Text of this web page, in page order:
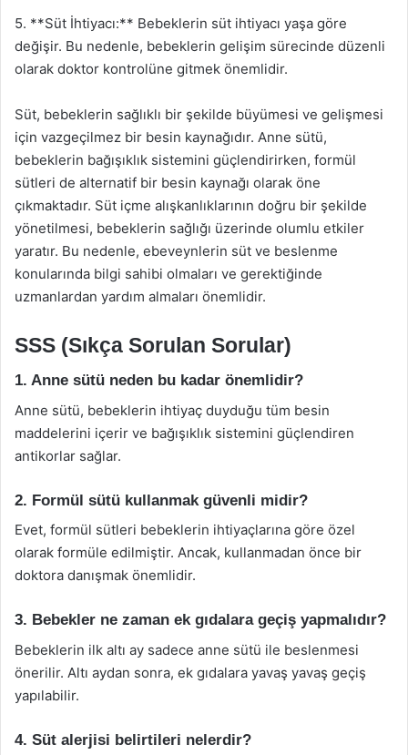
5. **Süt İhtiyacı:** Bebeklerin süt ihtiyacı yaşa göre
değişir. Bu nedenle, bebeklerin gelişim sürecinde düzenli
olarak doktor kontrolüne gitmek önemlidir.
Süt, bebeklerin sağlıklı bir şekilde büyümesi ve gelişmesi
için vazgeçilmez bir besin kaynağıdır. Anne sütü,
bebeklerin bağışıklık sistemini güçlendirirken, formül
sütleri de alternatif bir besin kaynağı olarak öne
çıkmaktadır. Süt içme alışkanlıklarının doğru bir şekilde
yönetilmesi, bebeklerin sağlığı üzerinde olumlu etkiler
yaratır. Bu nedenle, ebeveynlerin süt ve beslenme
konularında bilgi sahibi olmaları ve gerektiğinde
uzmanlardan yardım almaları önemlidir.
SSS (Sıkça Sorulan Sorular)
1. Anne sütü neden bu kadar önemlidir?
Anne sütü, bebeklerin ihtiyaç duyduğu tüm besin
maddelerini içerir ve bağışıklık sistemini güçlendiren
antikorlar sağlar.
2. Formül sütü kullanmak güvenli midir?
Evet, formül sütleri bebeklerin ihtiyaçlarına göre özel
olarak formüle edilmiştir. Ancak, kullanmadan önce bir
doktora danışmak önemlidir.
3. Bebekler ne zaman ek gıdalara geçiş yapmalıdır?
Bebeklerin ilk altı ay sadece anne sütü ile beslenmesi
önerilir. Altı aydan sonra, ek gıdalara yavaş yavaş geçiş
yapılabilir.
4. Süt alerjisi belirtileri nelerdir?